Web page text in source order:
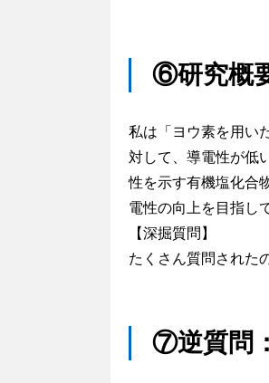
⑥研究概
私は「ヨウ素を用い
対して、導電性が低
性を示す有機塩化合
電性の向上を目指し
【深掘質問】
たくさん質問された
⑦逆質問